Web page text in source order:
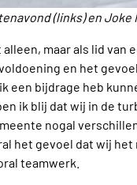
(links) en
alleen, maar als lid van
en het
een bijdrage heb
ik blij dat wij in de
nogal
het gevoel dat wij
teamwerk.